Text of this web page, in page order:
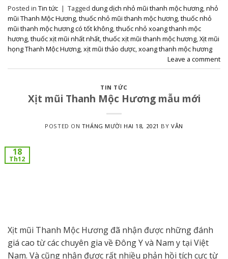
Posted in Tin tức | Tagged dung dịch nhỏ mũi thanh mộc hương,nhỏ
mũi Thanh Mộc Hương,thuốc nhỏ mũi thanh mộc hương,thuốc nhỏ
mũi thanh mộc hương có tốt không,thuốc nhỏ xoang thanh mộc
hương,thuốc xịt mũi nhất nhất,thuốc xịt mũi thanh mộc hương,Xịt mũi
họng Thanh Mộc Hương,xịt mũi thảo dược,xoang thanh mộc hương
Leave a comment
TIN TỨC
Xịt mũi Thanh Mộc Hương mẫu mới
POSTED ON THÁNG MƯỜI HAI 18, 2021 BYVÂN
18
Th12
Xịt mũi Thanh Mộc Hương đã nhận được những đánh
giá cao từ các chuyên gia về Đông Y và Nam y tại Việt
Nam. Và cũng nhận được rất nhiều phản hồi tích cực từ